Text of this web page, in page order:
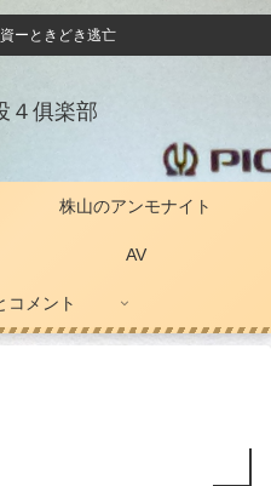
ーときどき逃亡
４俱楽部
株山のアンモナイト
AV
コメント